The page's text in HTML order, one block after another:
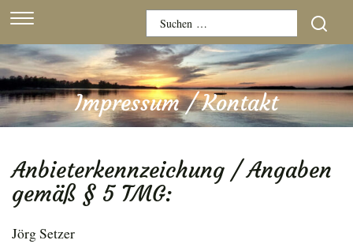
Skip
content
Suchen
nach:
Impressum / Kontakt
Anbieterkennzeichung / Angaben
gemäß § 5 TMG:
Jörg Setzer